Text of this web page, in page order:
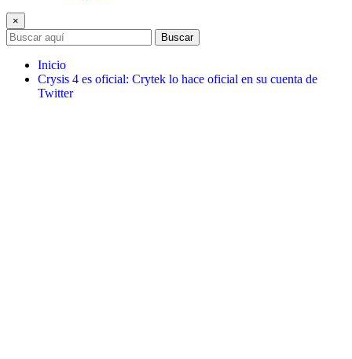
×
Buscar
Inicio
Crysis 4 es oficial: Crytek lo hace oficial en su cuenta de
Twitter